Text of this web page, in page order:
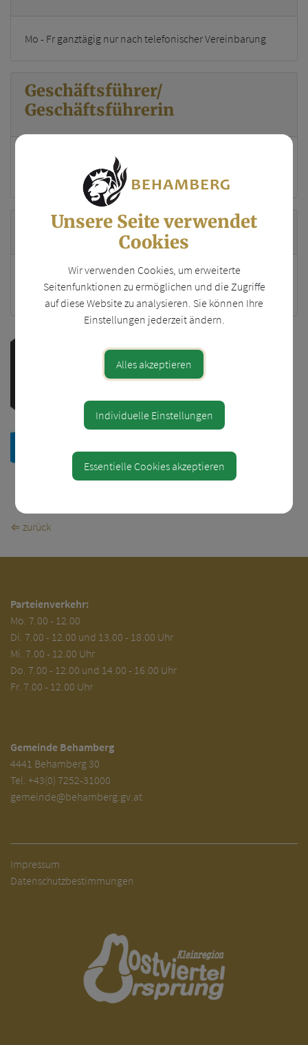
Mo - Fr ganztägig nur nach telefonischer Vereinbarung
Geschäftsführer/
Geschäftsführerin
Ing Konrad Rainer/ Ing Reinhard Koller
4441 Behamberg 112 / 1130 Wien
Standort
Behmaberg 112
4441 Behamberg
Teile den Artikel
⇐ zurück
Parteienverkehr:
Mo. 7.00 - 12.00
Di. 7.00 - 12.00 und 13.00 - 18.00 Uhr
Mi. 7.00 - 12.00 Uhr
Do. 7.00 - 12.00 und 14.00 - 16.00 Uhr
Fr. 7.00 - 12.00 Uhr
Gemeinde Behamberg
4441 Behamberg 30
Tel. +43(0) 7252-31000
gemeinde@behamberg.gv.at
Impressum
Datenschutzbestimmungen
Unsere Seite verwendet
Cookies
Wir verwenden Cookies, um erweiterte
Seitenfunktionen zu ermöglichen und die Zugriffe
auf diese Website zu analysieren. Sie können Ihre
Einstellungen jederzeit ändern.
Alles akzeptieren
Individuelle Einstellungen
Essentielle Cookies akzeptieren